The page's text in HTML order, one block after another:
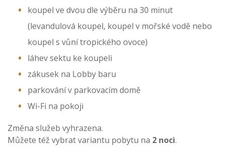
koupel ve dvou dle výběru na 30 minut
(levandulová koupel, koupel v mořské vodě nebo
koupel s vůní tropického ovoce)
láhev sektu ke koupeli
zákusek na Lobby baru
parkování v parkovacím domě
Wi-Fi na pokoji​
Změna služeb vyhrazena.
Můžete též vybrat variantu pobytu na 2 noci.